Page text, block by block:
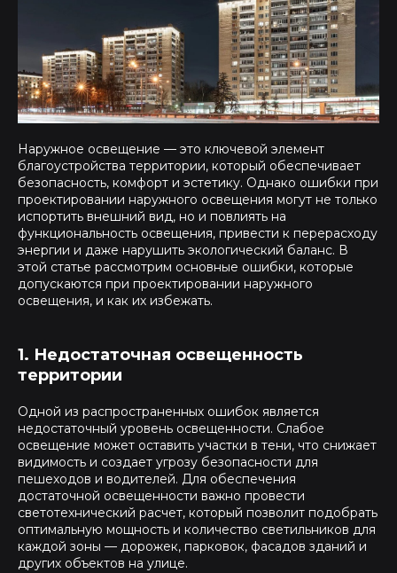
Наружное освещение — это ключевой элемент
благоустройства территории, который обеспечивает
безопасность, комфорт и эстетику. Однако ошибки при
проектировании наружного освещения могут не только
испортить внешний вид, но и повлиять на
функциональность освещения, привести к перерасходу
энергии и даже нарушить экологический баланс. В
этой статье рассмотрим основные ошибки, которые
допускаются при проектировании наружного
освещения, и как их избежать.
1. Недостаточная освещенность
территории
Одной из распространенных ошибок является
недостаточный уровень освещенности. Слабое
освещение может оставить участки в тени, что снижает
видимость и создает угрозу безопасности для
пешеходов и водителей. Для обеспечения
достаточной освещенности важно провести
светотехнический расчет, который позволит подобрать
оптимальную мощность и количество светильников для
каждой зоны — дорожек, парковок, фасадов зданий и
других объектов на улице.